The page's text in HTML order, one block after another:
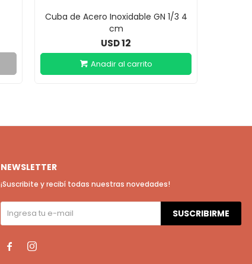
Cuba de Acero Inoxidable GN 1/3 4
cm
USD12
NEWSLETTER
¡Suscribite y recibí todas nuestras novedades!
SUSCRIBIRME
 